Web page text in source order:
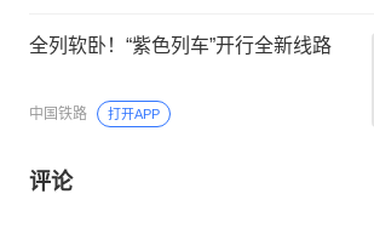
全列软卧！“紫色列车”开行全新线路
中国铁路 打开APP
评论